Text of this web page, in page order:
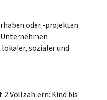
oder -projekten
sozialer und
2 Vollzahlern: Kind bis